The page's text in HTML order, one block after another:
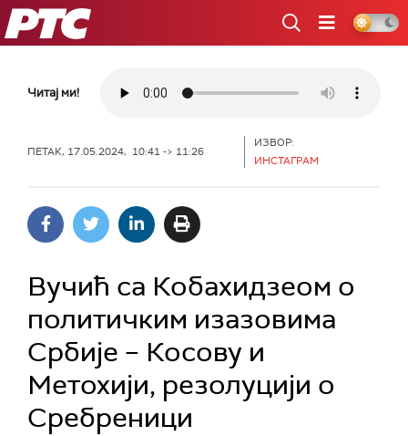
РТС
Читај ми!
ПЕТАК, 17.05.2024, 10:41 -> 11:26
ИЗВОР:
ИНСТАГРАМ
Вучић са Кобахидзеом о
политичким изазовима
Србије – Косову и
Метохији, резолуцији о
Сребреници